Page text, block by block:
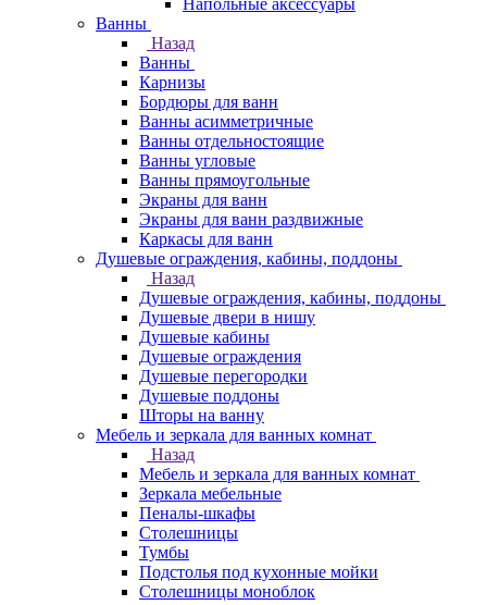
Напольные аксессуары
Ванны
Назад
Ванны
Карнизы
Бордюры для ванн
Ванны асимметричные
Ванны отдельностоящие
Ванны угловые
Ванны прямоугольные
Экраны для ванн
Экраны для ванн раздвижные
Каркасы для ванн
Душевые ограждения, кабины, поддоны
Назад
Душевые ограждения, кабины, поддоны
Душевые двери в нишу
Душевые кабины
Душевые ограждения
Душевые перегородки
Душевые поддоны
Шторы на ванну
Мебель и зеркала для ванных комнат
Назад
Мебель и зеркала для ванных комнат
Зеркала мебельные
Пеналы-шкафы
Столешницы
Тумбы
Подстолья под кухонные мойки
Столешницы моноблок